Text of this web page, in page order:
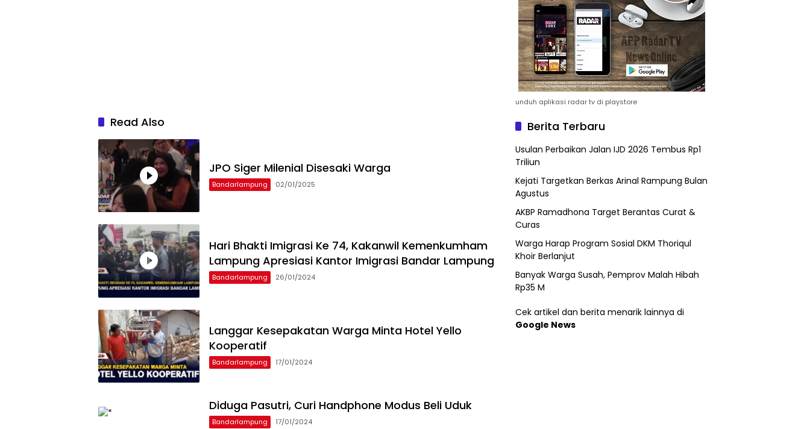
Read Also
JPO Siger Milenial Disesaki Warga
Bandarlampung 02/01/2025
Hari Bhakti Imigrasi Ke 74, Kakanwil Kemenkumham
Lampung Apresiasi Kantor Imigrasi Bandar Lampung
Bandarlampung 26/01/2024
Langgar Kesepakatan Warga Minta Hotel Yello
Kooperatif
Bandarlampung 17/01/2024
Diduga Pasutri, Curi Handphone Modus Beli Uduk
Bandarlampung 17/01/2024
unduh aplikasi radar tv di playstore
Berita Terbaru
Usulan Perbaikan Jalan IJD 2026 Tembus Rp1
Triliun
Kejati Targetkan Berkas Arinal Rampung Bulan
Agustus
AKBP Ramadhona Target Berantas Curat &
Curas
Warga Harap Program Sosial DKM Thoriqul
Khoir Berlanjut
Banyak Warga Susah, Pemprov Malah Hibah
Rp35 M
Cek artikel dan berita menarik lainnya di
Google News